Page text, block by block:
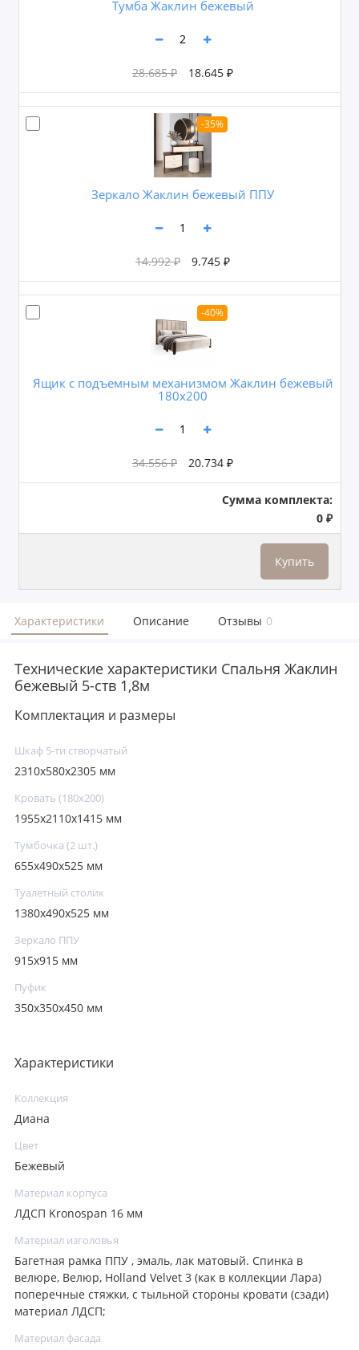
Тумба Жаклин бежевый
28.685 ₽ 18.645 ₽
-35%
Зеркало Жаклин бежевый ППУ
14.992 ₽ 9.745 ₽
-40%
Ящик с подъемным механизмом Жаклин бежевый
180x200
34.556 ₽ 20.734 ₽
Сумма комплекта:
0 ₽
Купить
Характеристики Описание Отзывы 0
Технические характеристики Спальня Жаклин
бежевый 5-ств 1,8м
Комплектация и размеры
Шкаф 5-ти створчатый
2310х580х2305 мм
Кровать (180х200)
1955х2110х1415 мм
Тумбочка (2 шт.)
655х490х525 мм
Туалетный столик
1380х490х525 мм
Зеркало ППУ
915х915 мм
Пуфик
350х350х450 мм
Характеристики
Коллекция
Диана
Цвет
Бежевый
Материал корпуса
ЛДСП Kronospan 16 мм
Материал изголовья
Багетная рамка ППУ , эмаль, лак матовый. Спинка в
велюре, Велюр, Holland Velvet 3 (как в коллекции Лара)
поперечные стяжки, с тыльной стороны кровати (сзади)
материал ЛДСП;
Материал фасада